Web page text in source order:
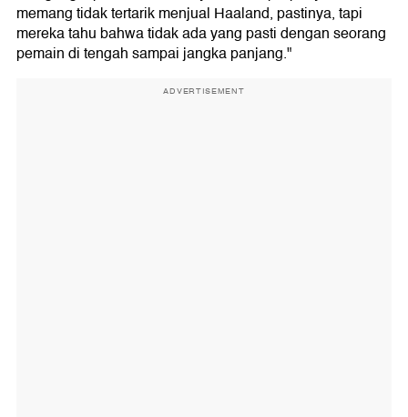
memang tidak tertarik menjual Haaland, pastinya, tapi
mereka tahu bahwa tidak ada yang pasti dengan seorang
pemain di tengah sampai jangka panjang."
ADVERTISEMENT